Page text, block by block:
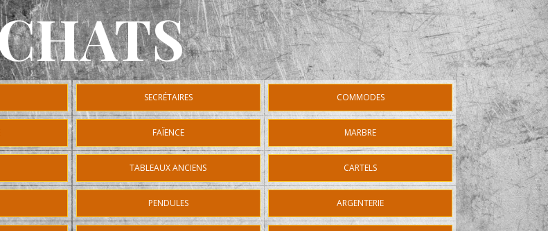
SECRÉTAIRES COMMODES
FAÏENCE MARBRE
TABLEAUX ANCIENS CARTELS
PENDULES ARGENTERIE